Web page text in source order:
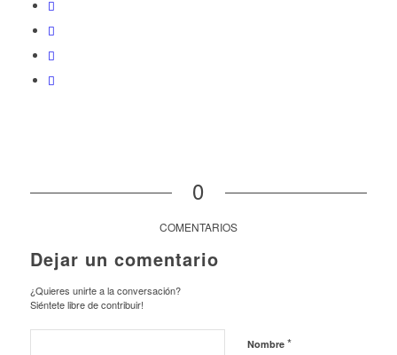
0
COMENTARIOS
Dejar un comentario
¿Quieres unirte a la conversación?
Siéntete libre de contribuir!
Nombre *